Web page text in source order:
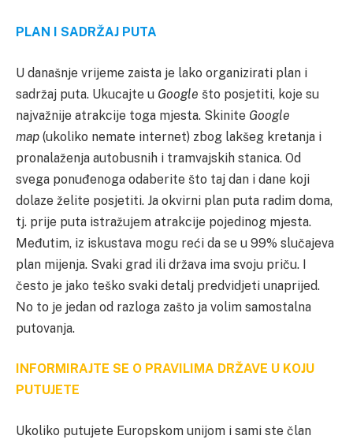
PLAN I SADRŽAJ PUTA
U današnje vrijeme zaista je lako organizirati plan i
sadržaj puta. Ukucajte u Google što posjetiti, koje su
najvažnije atrakcije toga mjesta. Skinite Google
map (ukoliko nemate internet) zbog lakšeg kretanja i
pronalaženja autobusnih i tramvajskih stanica. Od
svega ponuđenoga odaberite što taj dan i dane koji
dolaze želite posjetiti. Ja okvirni plan puta radim doma,
tj. prije puta istražujem atrakcije pojedinog mjesta.
Međutim, iz iskustava mogu reći da se u 99% slučajeva
plan mijenja. Svaki grad ili država ima svoju priču. I
često je jako teško svaki detalj predvidjeti unaprijed.
No to je jedan od razloga zašto ja volim samostalna
putovanja.
INFORMIRAJTE SE O PRAVILIMA DRŽAVE U KOJU
PUTUJETE
Ukoliko putujete Europskom unijom i sami ste član